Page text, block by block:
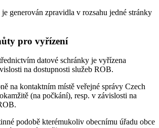
generován zpravidla v rozsahu jedné stránky
pro vyřízení
datové schránky je vyřízena
na dostupnosti služeb ROB.
na kontaktním místě veřejné správy Czech
(na počkání), resp. v závislosti na
podobě kterémukoliv obecnímu úřadu obce